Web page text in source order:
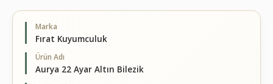
Marka
Fırat Kuyumculuk
Ürün Adı
Aurya 22 Ayar Altın Bilezik